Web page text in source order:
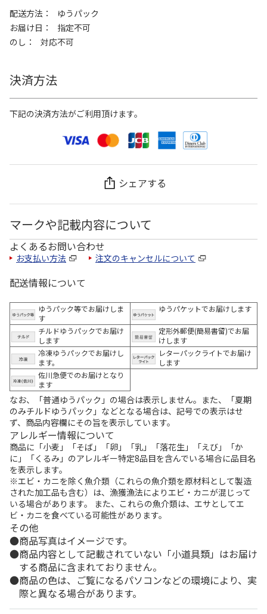
配送方法
ゆうパック
お届け日
指定不可
のし
対応不可
決済方法
下記の決済方法がご利用頂けます。
シェアする
マークや記載内容について
よくあるお問い合わせ
お支払い方法 注文のキャンセルについて
配送情報について
ゆうパック等でお届けしま
す
ゆうパケットでお届けします
チルドゆうパックでお届け
します
定形外郵便(簡易書留)でお届
けします
冷凍ゆうパックでお届けし
ます。
レターパックライトでお届け
します
佐川急便でのお届けとなり
ます
なお、「普通ゆうパック」の場合は表示しません。また、「夏期
のみチルドゆうパック」などとなる場合は、記号での表示はせ
ず、商品内容欄にその旨を表示しています。
アレルギー情報について
商品に「小麦」「そば」「卵」「乳」「落花生」「えび」「か
に」「くるみ」のアレルギー特定8品目を含んでいる場合に品目名
を表示します。
※エビ・カニを除く魚介類（これらの魚介類を原材料として製造
された加工品も含む）は、漁獲漁法によりエビ・カニが混じって
いる場合があります。 また、これらの魚介類は、エサとしてエ
ビ・カニを食べている可能性があります。
その他
商品写真はイメージです。
商品内容として記載されていない「小道具類」はお届け
する商品に含まれておりません。
商品の色は、ご覧になるパソコンなどの環境により、実
際と異なる場合があります。